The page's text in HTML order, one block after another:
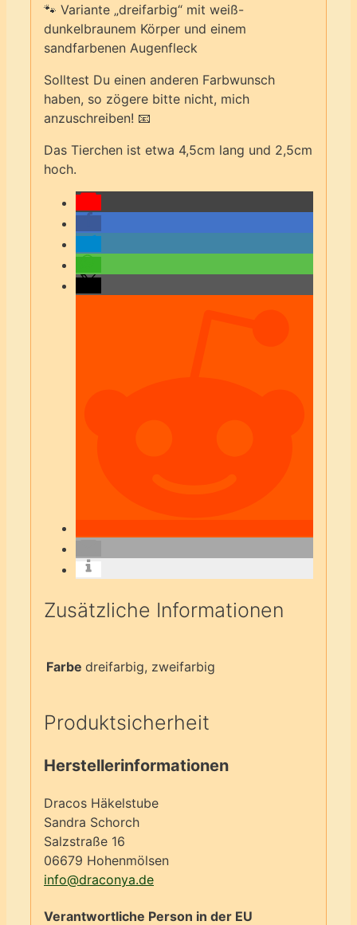
🐾 Variante „dreifarbig“ mit weiß-
dunkelbraunem Körper und einem
sandfarbenen Augenfleck
Solltest Du einen anderen Farbwunsch
haben, so zögere bitte nicht, mich
anzuschreiben! 📧
Das Tierchen ist etwa 4,5cm lang und 2,5cm
hoch.
Zusätzliche Informationen
Farbe dreifarbig, zweifarbig
Produktsicherheit
Herstellerinformationen
Dracos Häkelstube
Sandra Schorch
Salzstraße 16
06679 Hohenmölsen
info@draconya.de
Verantwortliche Person in der EU